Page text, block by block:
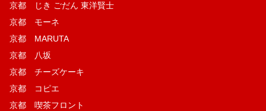
京都 じき ごだん 東洋賢士
京都 モーネ
京都 MARUTA
京都 八坂
京都 チーズケーキ
京都 コピエ
京都 喫茶フロント